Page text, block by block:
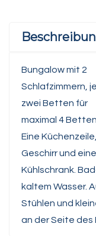
Bungalow mit 2
Schlafzimmern, je
zwei Betten für
maximal 4 Betten.
Eine Küchenzeile,
Geschirr und
Kühlschrank.
kaltem Wasser.
Stühlen und
an der Seite des